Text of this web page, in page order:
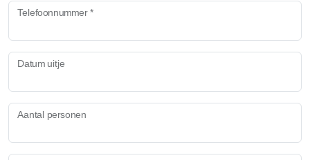
Telefoonnummer *
Datum uitje
Aantal personen